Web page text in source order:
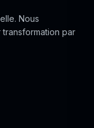
Nous
par